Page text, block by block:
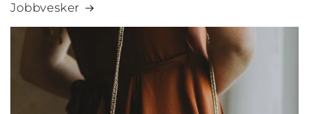
Jobbvesker